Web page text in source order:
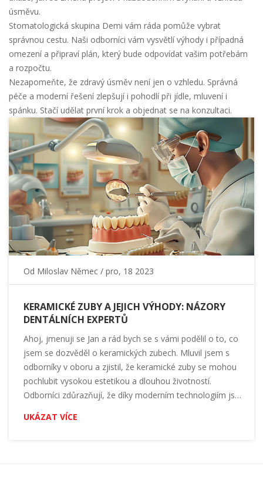
úsměvu.
Stomatologická skupina Demi vám ráda pomůže vybrat
správnou cestu. Naši odborníci vám vysvětlí výhody i případná
omezení a připraví plán, který bude odpovídat vašim potřebám
a rozpočtu.
Nezapomeňte, že zdravý úsměv není jen o vzhledu. Správná
péče a moderní řešení zlepšují i pohodlí při jídle, mluvení i
spánku. Stačí udělat první krok a objednat se na konzultaci.
Od Miloslav Němec / pro, 18 2023
KERAMICKÉ ZUBY A JEJICH VÝHODY: NÁZORY
DENTÁLNÍCH EXPERTŮ
Ahoj, jmenuji se Jan a rád bych se s vámi podělil o to, co
jsem se dozvěděl o keramických zubech. Mluvil jsem s
odborníky v oboru a zjistil, že keramické zuby se mohou
pochlubit vysokou estetikou a dlouhou životností.
Odborníci zdůrazňují, že díky moderním technologiím jsou
tyto zuby téměř nerozeznatelné od přirozených zubů.
Navíc jsou velmi odolné vůči skvrnám a nezpůsobují
UKÁZAT VÍCE